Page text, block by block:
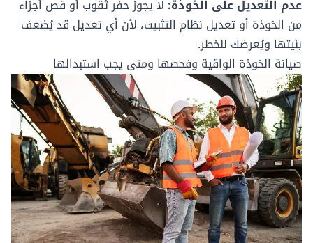
عدم التعديل على الخوذة: لا يجوز حفر ثقوب أو قص أجزاء
من الخوذة أو تعديل نظام التثبيت، لأن أي تعديل قد يُضعف
بنيتها ويُعرضك للخطر.
صيانة الخوذة الواقية وفحصها ومتى يجب استبدالها